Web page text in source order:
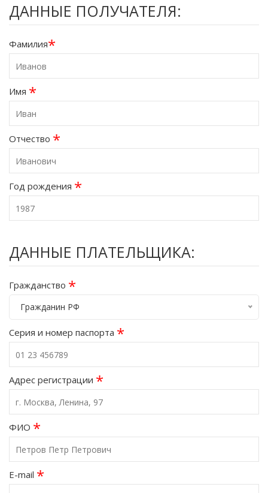
ДАННЫЕ ПОЛУЧАТЕЛЯ:
Фамилия*
Имя *
Отчество *
Год рождения *
ДАННЫЕ ПЛАТЕЛЬЩИКА:
Гражданство *
Гражданин РФ
Серия и номер паспорта *
Адрес регистрации *
ФИО *
E-mail *